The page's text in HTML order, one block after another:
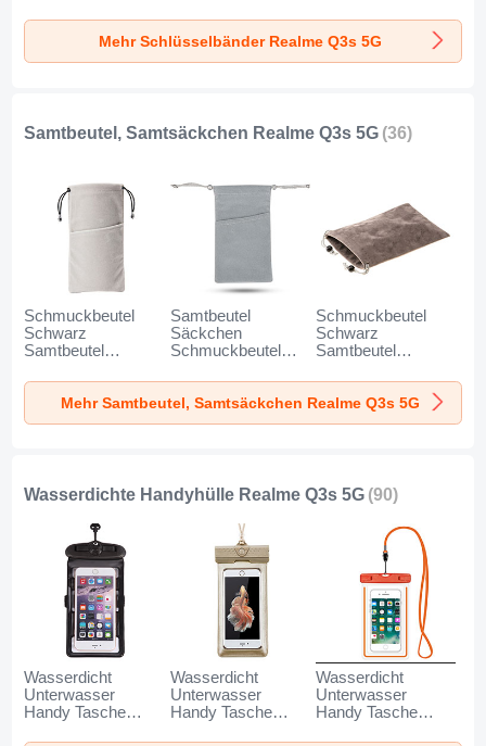
für Realme Q3s 5G Realme Q3s 5G
Schwarz
Schwarz
Mehr Schlüsselbänder Realme Q3s 5G
Samtbeutel, Samtsäckchen Realme Q3s 5G (36)
Schmuckbeutel
Schwarz
Samtbeutel
Universal K02 für
Realme Q3s 5G
Grau
Samtbeutel
Säckchen
Schmuckbeutel
für Realme Q3s 5G
Grau
Schmuckbeutel
Schwarz
Samtbeutel
Universal S05 für
Realme Q3s 5G
Braun
Mehr Samtbeutel, Samtsäckchen Realme Q3s 5G
Wasserdichte Handyhülle Realme Q3s 5G (90)
Wasserdicht
Unterwasser
Handy Tasche
Wasserdicht
Unterwasser
Handy Tasche
Wasserdicht
Unterwasser
Handy Tasche